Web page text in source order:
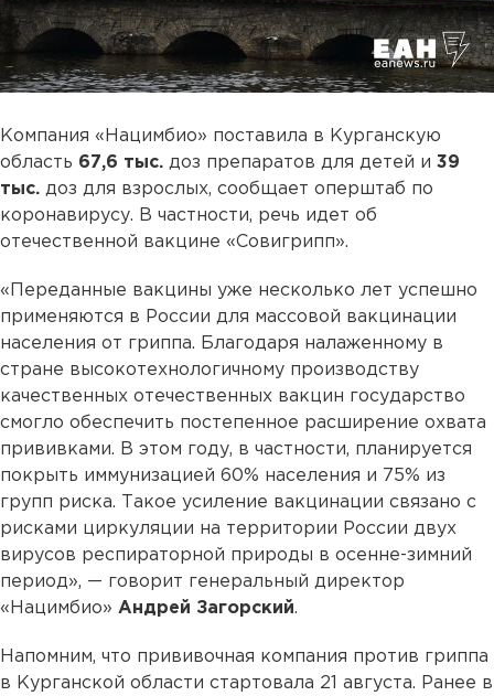
Компания «Нацимбио» поставила в Курганскую
область 67,6 тыс. доз препаратов для детей и 39
тыс. доз для взрослых, сообщает оперштаб по
коронавирусу. В частности, речь идет об
отечественной вакцине «Совигрипп».
«Переданные вакцины уже несколько лет успешно
применяются в России для массовой вакцинации
населения от гриппа. Благодаря налаженному в
стране высокотехнологичному производству
качественных отечественных вакцин государство
смогло обеспечить постепенное расширение охвата
прививками. В этом году, в частности, планируется
покрыть иммунизацией 60% населения и 75% из
групп риска. Такое усиление вакцинации связано с
рисками циркуляции на территории России двух
вирусов респираторной природы в осенне-зимний
период», — говорит генеральный директор
«Нацимбио» Андрей Загорский.
Напомним, что прививочная компания против гриппа
в Курганской области стартовала 21 августа. Ранее в